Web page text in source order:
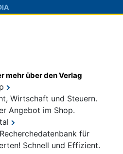
mehr über den Verlag
Wirtschaft und Steuern.
Angebot im Shop.
für
Schnell und Effizient.